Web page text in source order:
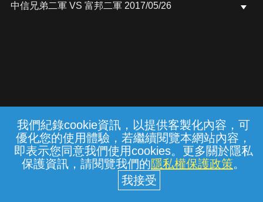
我們紀錄cookie資訊，以提供客製化內容，可
優化您的使用體驗，若繼續閱覽本網站內容，
即表示您同意我們使用cookies。更多關於隱私
保護資訊，請閱覽我們的隱私權保護政策。
中信兄弟二軍 VS 富邦二軍 2017/05/26
常見問題 線上客服 服務條款 隱私權保護
中華電信股份有限公司個人家庭分公司
(統一編號：96979949) © 2026
{{notifyMsg}}